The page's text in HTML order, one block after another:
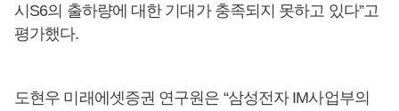
시S6의 출하량에 대한 기대가 충족되지 못하고 있다”고
평가했다.
도현우 미래에셋증권 연구원은 “삼성전자 IM사업부의